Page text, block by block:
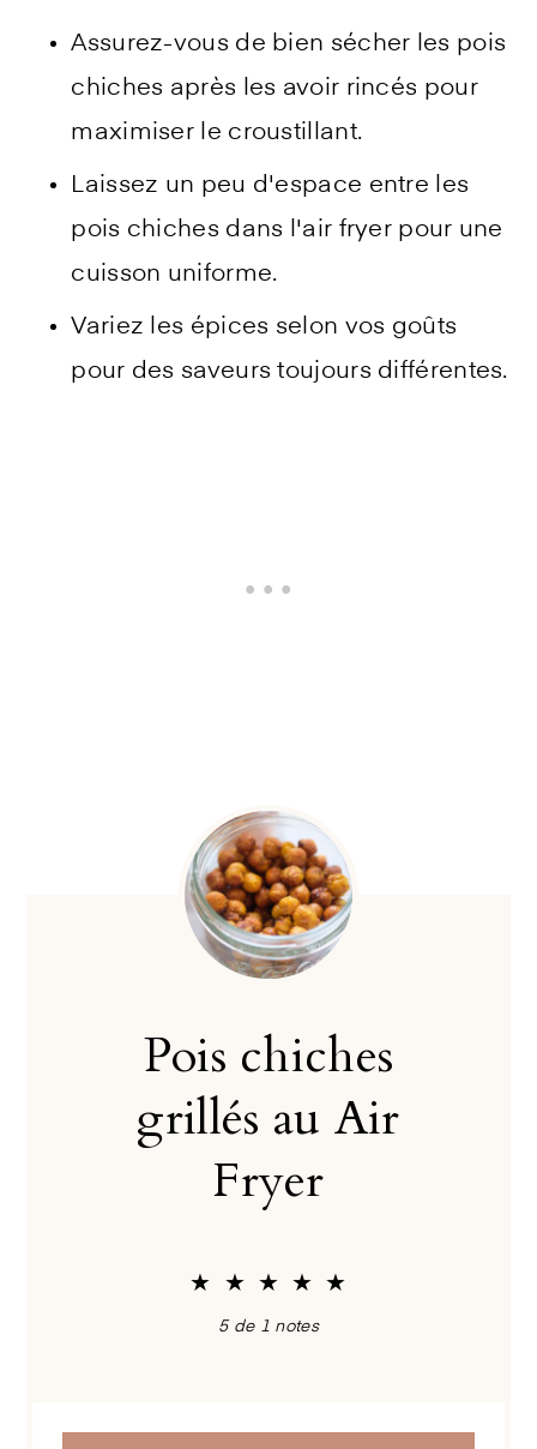
Assurez-vous de bien sécher les pois
chiches après les avoir rincés pour
maximiser le croustillant.
Laissez un peu d'espace entre les
pois chiches dans l'air fryer pour une
cuisson uniforme.
Variez les épices selon vos goûts
pour des saveurs toujours différentes.
Pois chiches
grillés au Air
Fryer
★ ★ ★ ★ ★
5de 1 notes